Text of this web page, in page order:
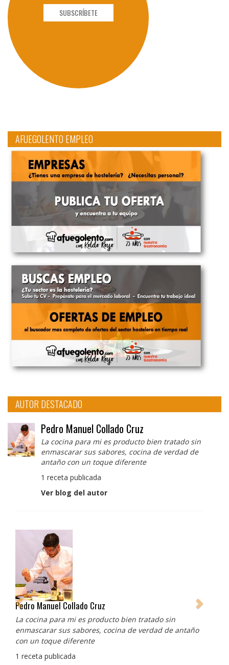
SUBSCRÍBETE
AFUEGOLENTO EMPLEO
AUTOR DESTACADO
Pedro Manuel Collado Cruz
La cocina para mi es producto bien tratado sin
enmascarar sus sabores, cocina de verdad de
antaño con un toque diferente
1 receta publicada
Ver blog del autor
Pedro Manuel Collado Cruz
La cocina para mi es producto bien tratado sin
enmascarar sus sabores, cocina de verdad de antaño
con un toque diferente
1 receta publicada